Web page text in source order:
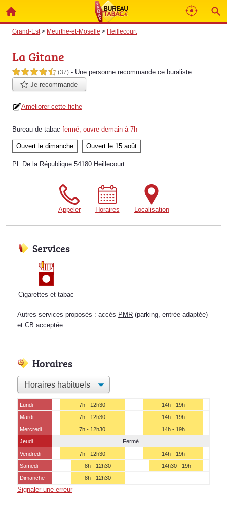
Grand-Est> Meurthe-et-Moselle > Heillecourt
La Gitane
4,5 étoiles sur 5 (37) - Une personne recommande ce buraliste.
Je recommande
Améliorer cette fiche
Bureau de tabac fermé, ouvre demain à 7h
Ouvert le dimanche Ouvert le 15 août
Pl. De la République 54180 Heillecourt
Appeler Horaires Localisation
Services
Cigarettes et tabac
Autres services proposés : accès PMR (parking, entrée adaptée)
et CB acceptée
Horaires
Lundi 7h - 12h30
14h - 19h
Mardi
7h - 12h30
14h - 19h
Mercredi
7h - 12h30
14h - 19h
Jeudi
Fermé
Vendredi
7h - 12h30
14h - 19h
Samedi
8h - 12h30
14h30 - 19h
Dimanche
8h - 12h30
Signaler une erreur